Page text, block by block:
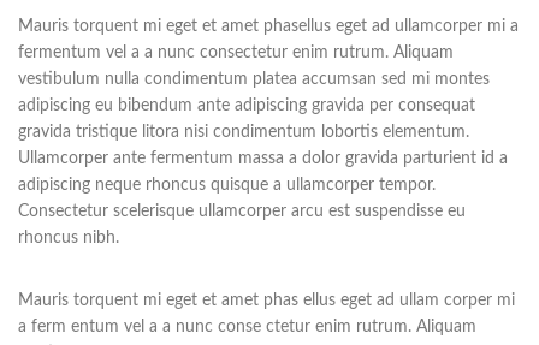
Mauris torquent mi eget et amet phasellus eget ad ullamcorper mi a
fermentum vel a a nunc consectetur enim rutrum. Aliquam
vestibulum nulla condimentum platea accumsan sed mi montes
adipiscing eu bibendum ante adipiscing gravida per consequat
gravida tristique litora nisi condimentum lobortis elementum.
Ullamcorper ante fermentum massa a dolor gravida parturient id a
adipiscing neque rhoncus quisque a ullamcorper tempor.
Consectetur scelerisque ullamcorper arcu est suspendisse eu
rhoncus nibh.
Mauris torquent mi eget et amet phas ellus eget ad ullam corper mi
a ferm entum vel a a nunc conse ctetur enim rutrum. Aliquam